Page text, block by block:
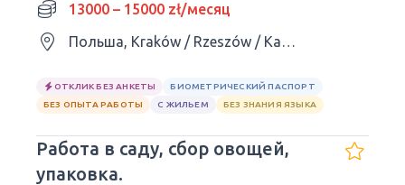
13000 – 15000 zł/месяц
Польша, Kraków / Rzeszów / Katowice / Kielce / Lublin
ОТКЛИК БЕЗ АНКЕТЫ
БИОМЕТРИЧЕСКИЙ ПАСПОРТ
БЕЗ ОПЫТА РАБОТЫ
С ЖИЛЬЕМ БЕЗ ЗНАНИЯ ЯЗЫКА
Работа в саду, сбор овощей,
упаковка.